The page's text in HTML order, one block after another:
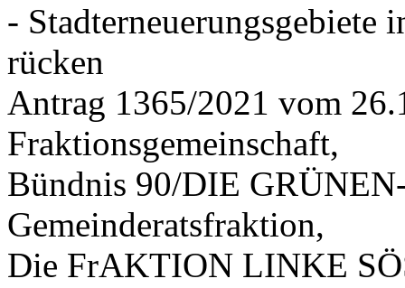
- Stadterneuerungsgebiete
rücken
Antrag 1365/2021 vom
Fraktionsgemeinschaft,
Bündnis 90/DIE
Gemeinderatsfraktion,
Die FrAKTION LINKE